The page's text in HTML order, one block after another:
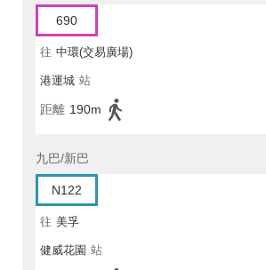
690
往 中環(交易廣場)
港運城 站
距離 190m
九巴/新巴
N122
往 美孚
健威花園 站